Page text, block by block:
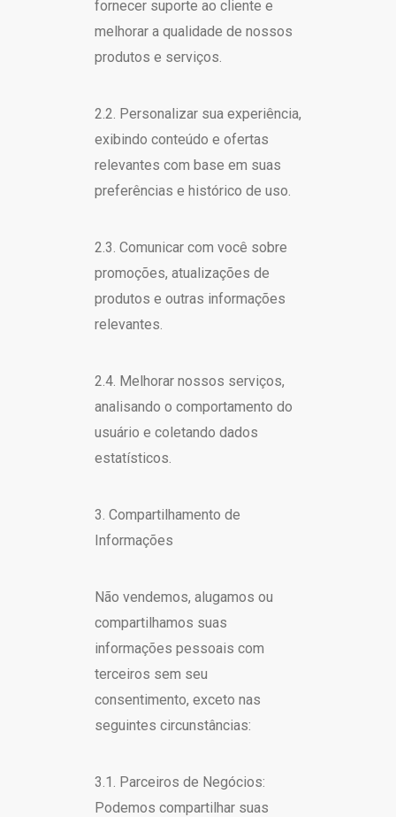
fornecer suporte ao cliente e
melhorar a qualidade de nossos
produtos e serviços.
2.2. Personalizar sua experiência,
exibindo conteúdo e ofertas
relevantes com base em suas
preferências e histórico de uso.
2.3. Comunicar com você sobre
promoções, atualizações de
produtos e outras informações
relevantes.
2.4. Melhorar nossos serviços,
analisando o comportamento do
usuário e coletando dados
estatísticos.
3. Compartilhamento de
Informações
Não vendemos, alugamos ou
compartilhamos suas
informações pessoais com
terceiros sem seu
consentimento, exceto nas
seguintes circunstâncias:
3.1. Parceiros de Negócios:
Podemos compartilhar suas